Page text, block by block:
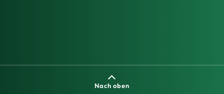
Nach oben